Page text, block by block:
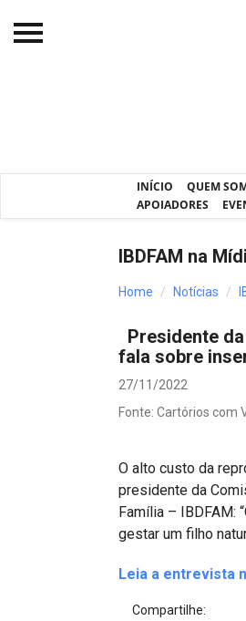
INÍCIO QUEM
APOIADORES
Processos - IBDFAM
Projetos do IBDFAM
IBDFAM na
Home Notícias
Presidente
fala sobre
27/11/2022
Fonte: Cartórios com
O alto custo da
presidente da
Família – IBDFAM:
gestar um filho
Leia a entrevista
Compartilhe: